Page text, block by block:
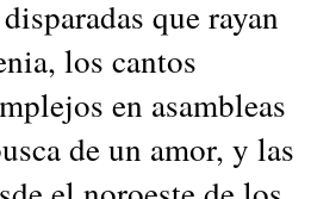
que rayan
los cantos
en asambleas
de un amor, y las